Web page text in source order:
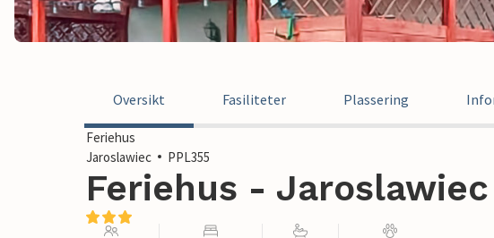
Oversikt Fasiliteter Plassering
Feriehus
Jaroslawiec
PPL355
Feriehus - Jaroslawiec